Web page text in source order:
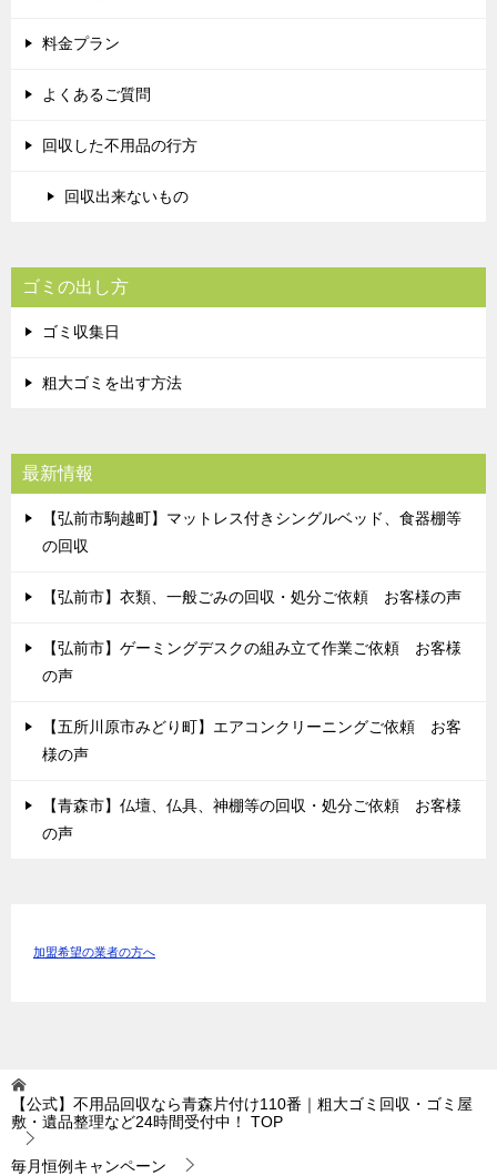
料金プラン
よくあるご質問
回収した不用品の行方
回収出来ないもの
ゴミの出し方
ゴミ収集日
粗大ゴミを出す方法
最新情報
【弘前市駒越町】マットレス付きシングルベッド、食器棚等
の回収
【弘前市】衣類、一般ごみの回収・処分ご依頼 お客様の声
【弘前市】ゲーミングデスクの組み立て作業ご依頼 お客様
の声
【五所川原市みどり町】エアコンクリーニングご依頼 お客
様の声
【青森市】仏壇、仏具、神棚等の回収・処分ご依頼 お客様
の声
加盟希望の業者の方へ
【公式】不用品回収なら青森片付け110番｜粗大ゴミ回収・ゴミ屋
敷・遺品整理など24時間受付中！
TOP
毎月恒例キャンペーン